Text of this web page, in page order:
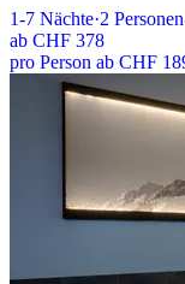
1-7 Nächte·2 Personen
ab CHF 378
pro Person ab CHF